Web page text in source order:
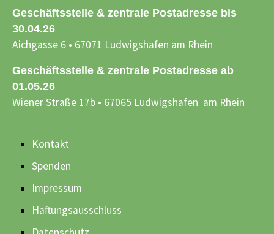
Geschäftsstelle & zentrale Postadresse bis
30.04.26
Aichgasse 6 • 67071 Ludwigshafen am Rhein
Geschäftsstelle & zentrale Postadresse ab
01.05.26
Wiener Straße 17b • 67065 Ludwigshafen am Rhein
Kontakt
Spenden
Impressum
Haftungsausschluss